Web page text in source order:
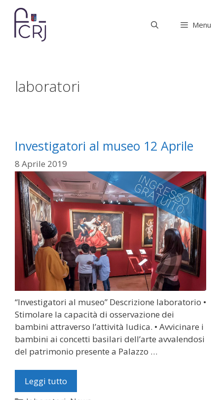
contenuto
Menu
laboratori
Investigatori al museo 12 Aprile
8 Aprile 2019
“Investigatori al museo” Descrizione laboratorio •
Stimolare la capacità di osservazione dei
bambini attraverso l’attività ludica. • Avvicinare i
bambini ai concetti basilari dell’arte avvalendosi
del patrimonio presente a Palazzo …
Leggi tutto